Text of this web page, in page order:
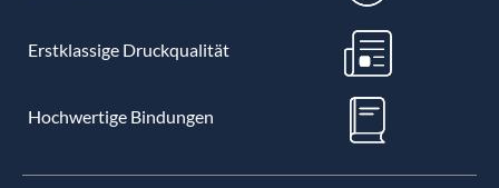
Erstklassige Druckqualität
Hochwertige Bindungen